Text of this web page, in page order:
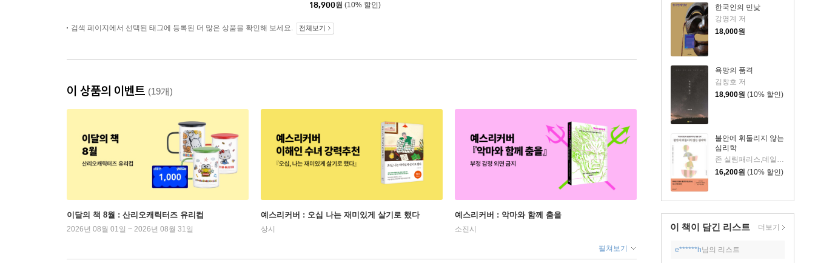
한국인의 민낯
강영계 저
18,000원
욕망의 품격
김창호 저
18,900원 (10% 할인)
불안에 휘둘리지 않는
심리학
존 실림패리스,데일리 디애나 슈워츠 저/이연규 역
16,200원 (10% 할인)
이 책이 담긴 리스트 더보기
e******h님의 리스트
18,900원 (10% 할인)
검색 페이지에서 선택된 태그에 등록된 더 많은 상품을 확인해 보세요. 전체보기
이 상품의 이벤트 (19개)
이달의 책 8월 : 산리오캐릭터즈 유리컵
2026년 08월 01일 ~ 2026년 08월 31일
예스리커버 : 오십 나는 재미있게 살기로 했다
상시
예스리커버 : 악마와 함께 춤을
소진시
펼쳐보기